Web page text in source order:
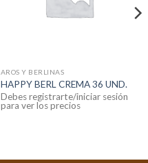
AROS Y BERLINAS
HAPPY BERL CREMA 36 UND.
Debes registrarte/iniciar sesión
para ver los precios